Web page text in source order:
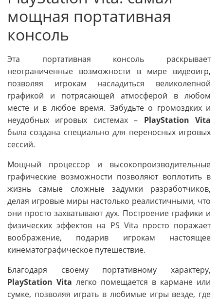
мощная портативная
консоль
Эта портативная консоль раскрывает
неограниченные возможности в мире видеоигр,
позволяя игрокам насладиться великолепной
графикой и потрясающей атмосферой в любом
месте и в любое время. Забудьте о громоздких и
неудобных игровых системах – PlayStation Vita
была создана специально для переносных игровых
сессий.
Мощный процессор и высокопроизводительные
графические возможности позволяют воплотить в
жизнь самые сложные задумки разработчиков,
делая игровые миры настолько реалистичными, что
они просто захватывают дух. Построение графики и
физических эффектов на PS Vita просто поражает
воображение, подарив игрокам настоящее
кинематографическое путешествие.
Благодаря своему портативному характеру,
PlayStation Vita легко помещается в кармане или
сумке, позволяя играть в любимые игры везде, где